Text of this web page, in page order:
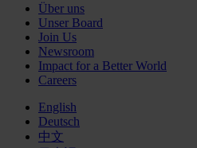
Über uns
Unser Board
Join Us
Newsroom
Impact for a Better World
Careers
English
Deutsch
中文